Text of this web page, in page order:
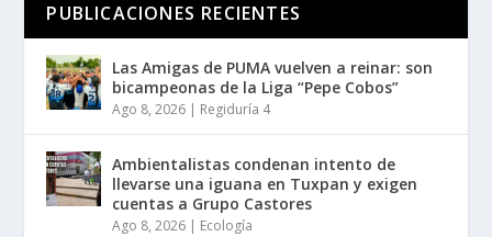
PUBLICACIONES RECIENTES
Las Amigas de PUMA vuelven a reinar: son
bicampeonas de la Liga “Pepe Cobos”
Ago 8, 2026 | Regiduría 4
Ambientalistas condenan intento de
llevarse una iguana en Tuxpan y exigen
cuentas a Grupo Castores
Ago 8, 2026 | Ecología